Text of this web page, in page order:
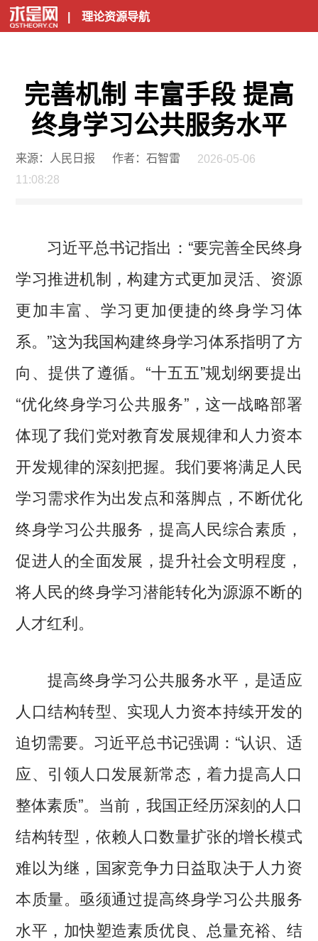
| 理论资源导航
完善机制 丰富手段 提高
终身学习公共服务水平
来源：人民日报 作者：石智雷
2026-05-06
11:08:28
习近平总书记指出：“要完善全民终身
学习推进机制，构建方式更加灵活、资源
更加丰富、学习更加便捷的终身学习体
系。”这为我国构建终身学习体系指明了方
向、提供了遵循。“十五五”规划纲要提出
“优化终身学习公共服务”，这一战略部署
体现了我们党对教育发展规律和人力资本
开发规律的深刻把握。我们要将满足人民
学习需求作为出发点和落脚点，不断优化
终身学习公共服务，提高人民综合素质，
促进人的全面发展，提升社会文明程度，
将人民的终身学习潜能转化为源源不断的
人才红利。
提高终身学习公共服务水平，是适应
人口结构转型、实现人力资本持续开发的
迫切需要。习近平总书记强调：“认识、适
应、引领人口发展新常态，着力提高人口
整体素质”。当前，我国正经历深刻的人口
结构转型，依赖人口数量扩张的增长模式
难以为继，国家竞争力日益取决于人力资
本质量。亟须通过提高终身学习公共服务
水平，加快塑造素质优良、总量充裕、结